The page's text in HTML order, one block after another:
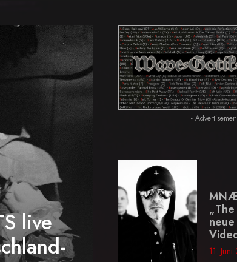
live
-
11.